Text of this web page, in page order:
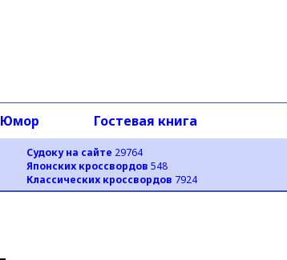
Судоку на сайте 29764
Японских кроссвордов 548
Классических кроссвордов 7924
Юмор Гостевая книга